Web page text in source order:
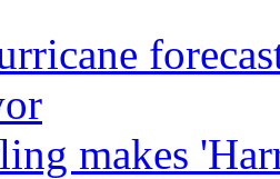
makes